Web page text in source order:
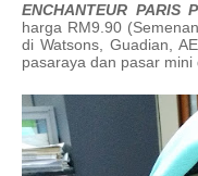
ENCHANTEUR PARIS
harga RM9.90
di Watsons, Guadian,
pasaraya dan pasar